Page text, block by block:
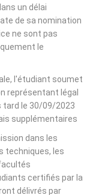
un délai
de sa nomination
ne sont pas
le
l'étudiant soumet
représentant légal
tard le 30/09/2023
supplémentaires.
dans les
techniques, les
certifiés par la
délivrés par